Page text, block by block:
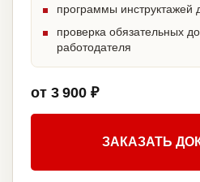
программы инструктажей
проверка обязательных
работодателя
от 3 900 ₽
ЗАКАЗАТЬ